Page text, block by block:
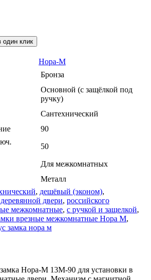
один клик
Нора-М
Бронза
Основной (с защёлкой под
ручку)
Сантехнический
90
50
Для межкомнатных
Металл
, дешёвый (эконом),
двери, российского
межкомнатные, с ручкой и защелкой,
врезные межкомнатные Нора М,
замка нора м
Нора-М 13М-90 для установки в